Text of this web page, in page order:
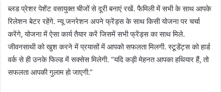
ब्लड प्रेशर पेशेंट वसायुक्त चीजों से दूरी बनाएं रखें. फैमिली में सभी के साथ आपके
रिलेशन बेटर रहेंगे. न्यू जनरेशन अपने फ्रेंड्स के साथ किसी योजना पर चर्चा
करेंगे, योजना में ऐसा कार्य तैयार करें जिसमें सभी फ्रेंड्स का साथ मिले.
जीवनसाथी को खुश करने में प्रयासों में आपको सफलता मिलगी. स्टूडेंट्स को हार्ड
वर्क से ही उनके फिल्ड में सक्सेस मिलेगी. “यदि कड़ी मेहनत आपका हथियार हैं, तो
सफलता आपकी गुलाम हो जाएगी.”